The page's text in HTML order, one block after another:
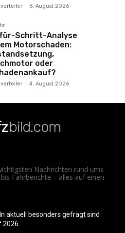
- 6. August 2026
Schritt-Analyse
Motorschaden:
oder
- 4. August 2026
bild.com
Nachrichten rund ums
Fahrberichte – alles auf einen
aktuell besonders gefragt sind
2026